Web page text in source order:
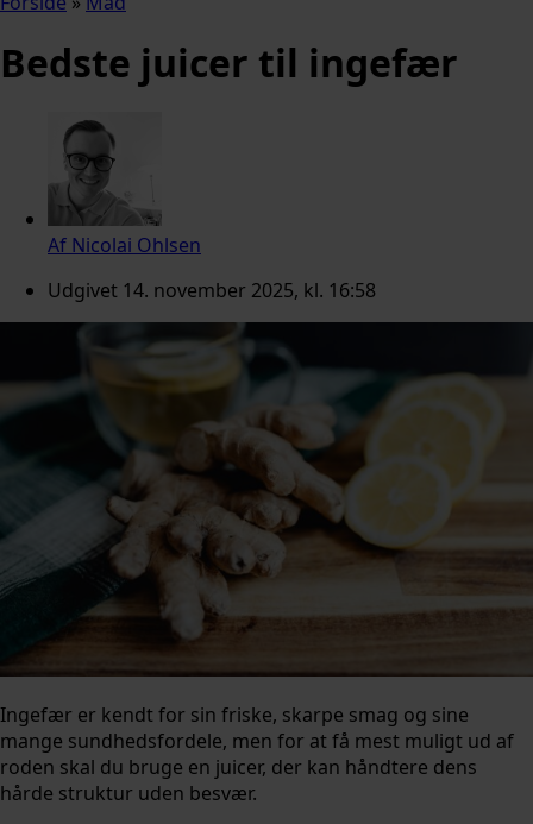
Bedste juicer til ingefær
Af Nicolai Ohlsen
Udgivet 14. november 2025, kl. 16:58
Ingefær er kendt for sin friske, skarpe smag og sine
mange sundhedsfordele, men for at få mest muligt ud af
roden skal du bruge en juicer, der kan håndtere dens
hårde struktur uden besvær.